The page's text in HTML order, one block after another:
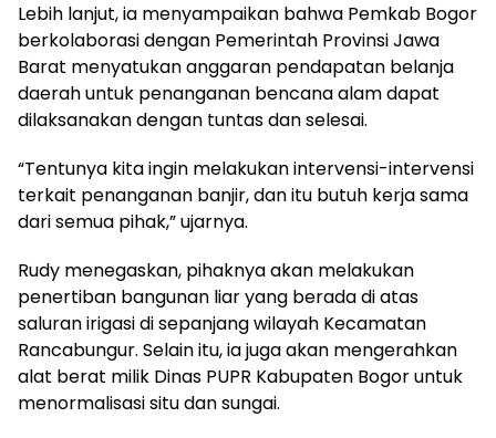
Lebih lanjut, ia menyampaikan bahwa Pemkab Bogor
berkolaborasi dengan Pemerintah Provinsi Jawa
Barat menyatukan anggaran pendapatan belanja
daerah untuk penanganan bencana alam dapat
dilaksanakan dengan tuntas dan selesai.
“Tentunya kita ingin melakukan intervensi-intervensi
terkait penanganan banjir, dan itu butuh kerja sama
dari semua pihak,” ujarnya.
Rudy menegaskan, pihaknya akan melakukan
penertiban bangunan liar yang berada di atas
saluran irigasi di sepanjang wilayah Kecamatan
Rancabungur. Selain itu, ia juga akan mengerahkan
alat berat milik Dinas PUPR Kabupaten Bogor untuk
menormalisasi situ dan sungai.